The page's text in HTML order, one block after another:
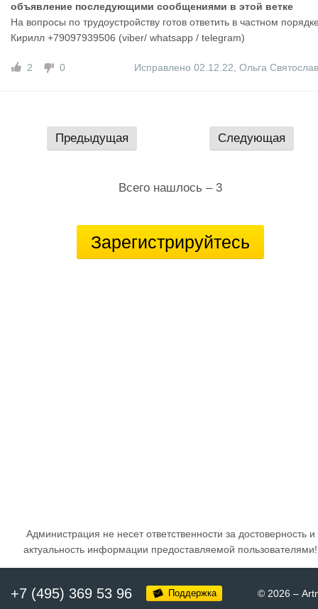
объявление последующими сообщениями в этой ветке
На вопросы по трудоустройству готов ответить в частном
Кирилл +79097939506 (viber/ whatsapp / telegram)
2 0 Исправлено 02.12.22 Ольга
Предыдущая Следующая
Всего нашлось – 3
Зарегистрируйтесь
Администрация не несет ответственности за достоверность и
актуальность информации предоставляемой пользователями!
+7 (495) 369 53 96 Поддержка © 2026 –